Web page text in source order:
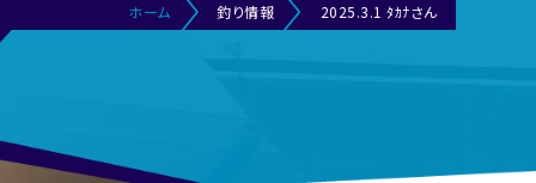
ホーム 釣り情報 2025.3.1 ﾀｶﾅさん